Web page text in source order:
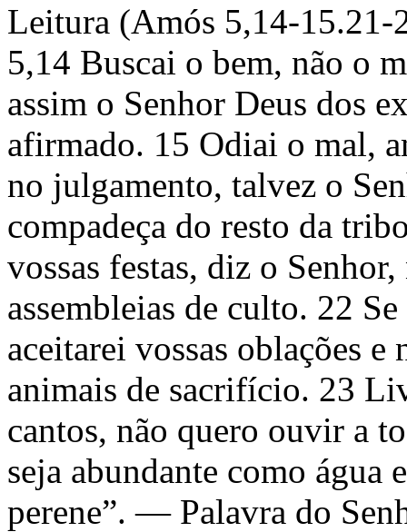
Leitura (Amós 5,14-15.21-
5,14 Buscai o bem, não o
assim o Senhor Deus dos
afirmado. 15 Odiai o mal,
no julgamento, talvez o
compadeça do resto da
vossas festas, diz o
assembleias de culto. 22
aceitarei vossas oblações e
animais de sacrifício. 23
cantos, não quero ouvir a
seja abundante como água
perene”. — Palavra do